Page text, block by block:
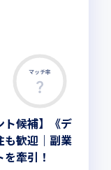
マッチ率
ト候補】《デ
も歓迎｜副業
牽引！